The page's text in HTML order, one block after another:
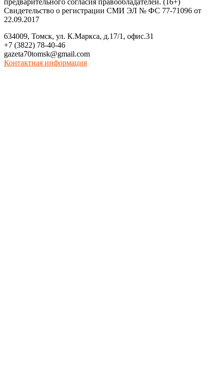
предварительного согласия правообладателей. (16+)
Свидетельство о регистрации СМИ ЭЛ № ФС 77-71096 от
22.09.2017
634009, Томск, ул. К.Маркса, д.17/1, офис.31
+7 (3822) 78-40-46
gazeta70tomsk@gmail.com
Контактная информация